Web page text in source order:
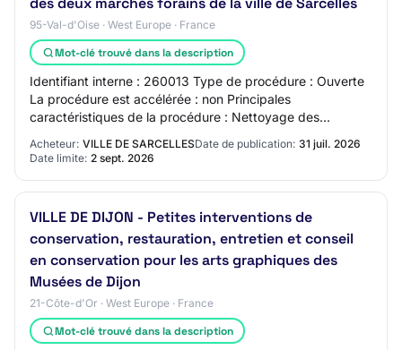
95-Val-d'Oise · West Europe · France
Mot-clé trouvé dans la description
Identifiant interne : 260013 Type de procédure : Ouverte
La procédure est accélérée : non Principales
caractéristiques de la procédure : Nettoyage des
Acheteur: VILLE DE SARCELLESDate de publication: 31 juil. 2026
Date limite: 2 sept. 2026
VILLE DE DIJON - Petites interventions de
conservation, restauration, entretien et conseil
en conservation pour les arts graphiques des
Musées de Dijon
21-Côte-d'Or · West Europe · France
Mot-clé trouvé dans la description